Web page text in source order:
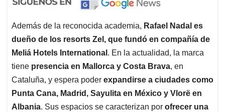
Además de la reconocida academia, Rafael Nadal es
dueño de los resorts Zel, que fundó en compañía de
Meliá Hotels International . En la actualidad, la marca
tiene presencia en Mallorca y Costa Brava, en
Cataluña, y espera poder expandirse a ciudades como
Punta Cana, Madrid, Sayulita en México y Vlorë en
Albania. Sus espacios se caracterizan por ofrecer una